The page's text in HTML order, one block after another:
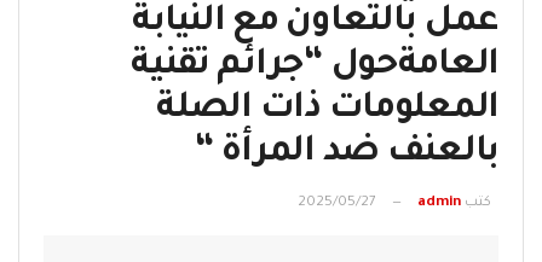
عمل بالتعاون مع النيابة
العامةحول “جرائم تقنية
المعلومات ذات الصلة
بالعنف ضد المرأة “
كتب admin
2025/05/27